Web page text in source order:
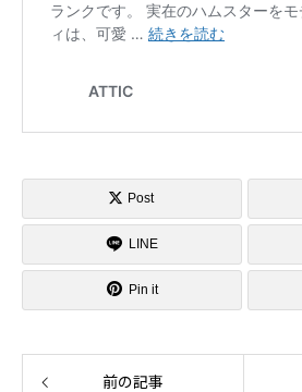
Post
LINE
Pin it
前の記事